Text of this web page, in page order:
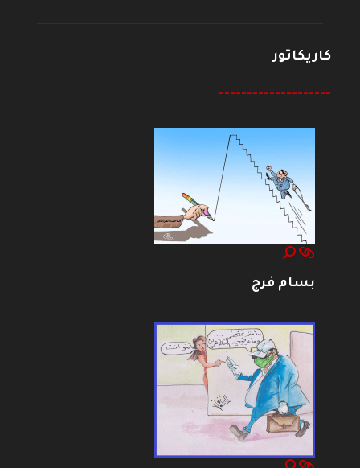
كاريكاتور
--------------------
بسام فرج